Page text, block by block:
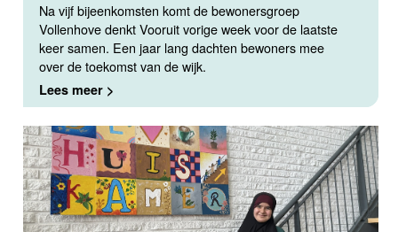
Na vijf bijeenkomsten komt de bewonersgroep
Vollenhove denkt Vooruit vorige week voor de laatste
keer samen. Een jaar lang dachten bewoners mee
over de toekomst van de wijk.
Lees meer >